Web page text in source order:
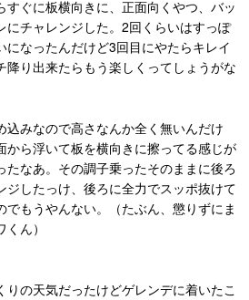
すぐに板横向きに、正面向くやつ、バッ
にチャレンジした。2回くらいはすっぽ
になったんだけど3回目にやたらキレイ
降り出来たらもう楽しくってしょうがな
込みなので高さなんか全く無いんだけ
から浮いて板を横向きに擦ってる感じが
たなあ。その調子乗ったそのままに後ろ
ジしたっけ、後ろに全力でスッポ抜けて
でもうやんない。（たぶん、懲りずにま
ん）
の天気だったけどゲレンデに着いたこ